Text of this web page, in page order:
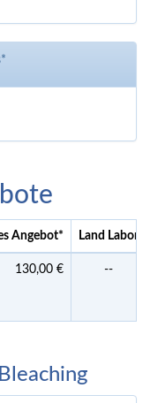
Angebot* Land Labor
130,00 € --